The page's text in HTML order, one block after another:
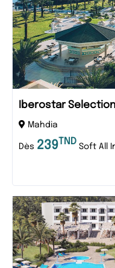
Iberostar
Mahdia
Dès 239 TND Soft All